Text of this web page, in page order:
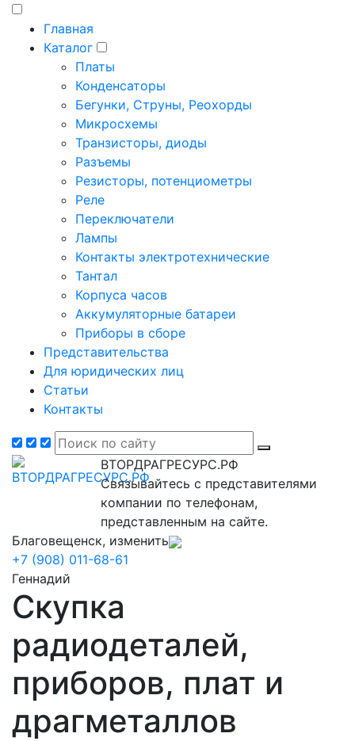
Главная
Каталог
Платы
Конденсаторы
Бегунки, Струны, Реохорды
Микросхемы
Транзисторы, диоды
Разъемы
Резисторы, потенциометры
Реле
Переключатели
Лампы
Контакты электротехнические
Тантал
Корпуса часов
Аккумуляторные батареи
Приборы в сборе
Представительства
Для юридических лиц
Статьи
Контакты
ВТОРДРАГРЕСУРС.РФ
Связывайтесь с представителями
компании по телефонам,
представленным на сайте.
Благовещенск, изменить
+7 (908) 011-68-61
Геннадий
Скупка
радиодеталей,
приборов, плат и
драгметаллов